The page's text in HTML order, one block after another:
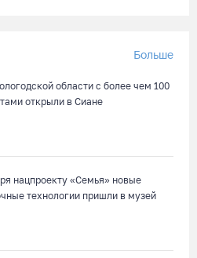
Больше
области с более чем 100
открыли в Сиане
нацпроекту «Семья» новые
технологии пришли в музей